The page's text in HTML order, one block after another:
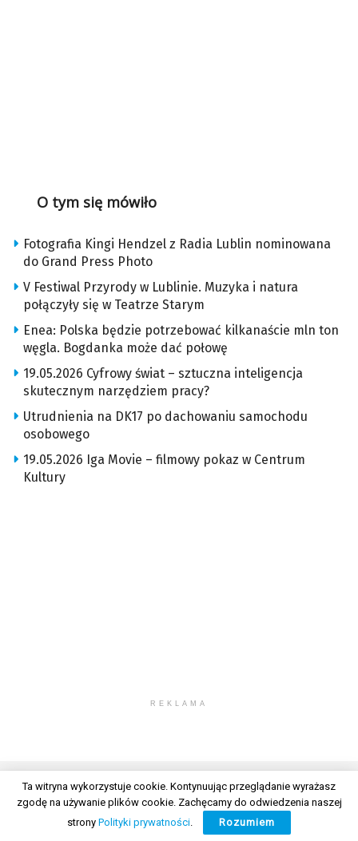
O tym się mówiło
Fotografia Kingi Hendzel z Radia Lublin nominowana
do Grand Press Photo
V Festiwal Przyrody w Lublinie. Muzyka i natura
połączyły się w Teatrze Starym
Enea: Polska będzie potrzebować kilkanaście mln ton
węgla. Bogdanka może dać połowę
19.05.2026 Cyfrowy świat – sztuczna inteligencja
skutecznym narzędziem pracy?
Utrudnienia na DK17 po dachowaniu samochodu
osobowego
19.05.2026 Iga Movie – filmowy pokaz w Centrum
Kultury
REKLAMA
© 2026 Wszelkie prawa zastrzeżone. Radio Lublin S.A. w likwidacji
Ta witryna wykorzystuje cookie. Kontynuując przeglądanie wyrażasz
zgodę na używanie plików cookie. Zachęcamy do odwiedzenia naszej
strony Polityki prywatności. Rozumiem